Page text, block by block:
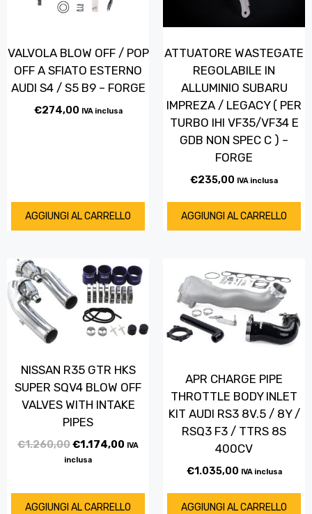
VALVOLA BLOW OFF / POP
OFF A SFIATO ESTERNO
AUDI S4 / S5 B9 – FORGE
€274,00 IVA inclusa
AGGIUNGI AL CARRELLO
ATTUATORE WASTEGATE
REGOLABILE IN
ALLUMINIO SUBARU
IMPREZA / LEGACY ( PER
TURBO IHI VF35/VF34 E
GDB NON SPEC C ) –
FORGE
€235,00 IVA inclusa
AGGIUNGI AL CARRELLO
NISSAN R35 GTR HKS
SUPER SQV4 BLOW OFF
VALVES WITH INTAKE
PIPES
€1.260,00€1.174,00 IVA
inclusa
AGGIUNGI AL CARRELLO
APR CHARGE PIPE
THROTTLE BODY INLET
KIT AUDI RS3 8V.5 / 8Y /
RSQ3 F3 / TTRS 8S
400CV
€1.035,00 IVA inclusa
AGGIUNGI AL CARRELLO